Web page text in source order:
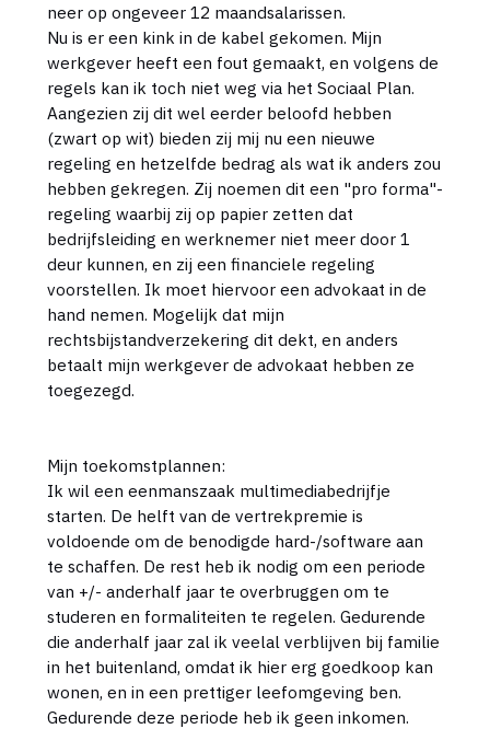
neer op ongeveer 12 maandsalarissen.
Nu is er een kink in de kabel gekomen. Mijn
werkgever heeft een fout gemaakt, en volgens de
regels kan ik toch niet weg via het Sociaal Plan.
Aangezien zij dit wel eerder beloofd hebben
(zwart op wit) bieden zij mij nu een nieuwe
regeling en hetzelfde bedrag als wat ik anders zou
hebben gekregen. Zij noemen dit een "pro forma"-
regeling waarbij zij op papier zetten dat
bedrijfsleiding en werknemer niet meer door 1
deur kunnen, en zij een financiele regeling
voorstellen. Ik moet hiervoor een advokaat in de
hand nemen. Mogelijk dat mijn
rechtsbijstandverzekering dit dekt, en anders
betaalt mijn werkgever de advokaat hebben ze
toegezegd.
Mijn toekomstplannen:
Ik wil een eenmanszaak multimediabedrijfje
starten. De helft van de vertrekpremie is
voldoende om de benodigde hard-/software aan
te schaffen. De rest heb ik nodig om een periode
van +/- anderhalf jaar te overbruggen om te
studeren en formaliteiten te regelen. Gedurende
die anderhalf jaar zal ik veelal verblijven bij familie
in het buitenland, omdat ik hier erg goedkoop kan
wonen, en in een prettiger leefomgeving ben.
Gedurende deze periode heb ik geen inkomen.